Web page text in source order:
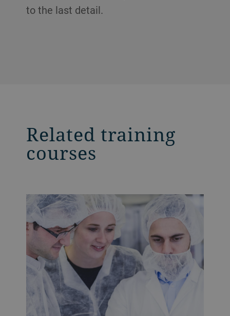
to the last detail.
Related training
courses